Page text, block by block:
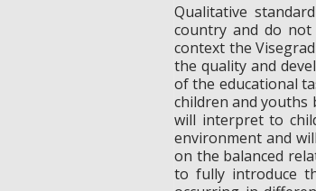
Qualitative
country and do not
context the
the quality and
of the educational
children and youths
will interpret to
environment and
on the balanced
to fully introduce